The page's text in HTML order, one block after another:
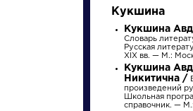
Кукшина
Кукшина
Словарь
Русская
XIX вв. — М.:
Кукшина
Никитична /
произведений
Школьная
справочник. —